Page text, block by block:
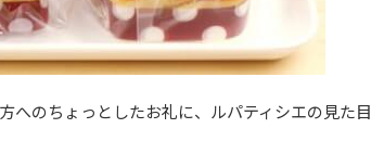
へのちょっとしたお礼に、ルパティシエの見た目